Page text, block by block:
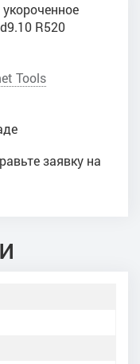
R520
Tools
заявку на